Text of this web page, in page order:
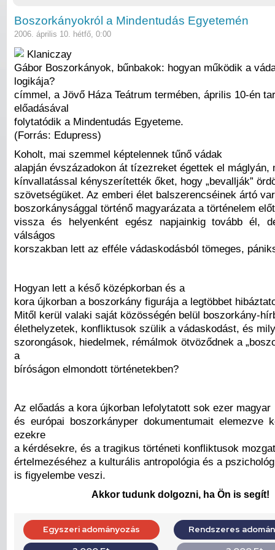
Boszorkányokról a Mindentudás Egyetemén
2006. április 10. hétfő, 0:00
Klaniczay
Gábor Boszorkányok, bűnbakok: hogyan működik a
logikája?
címmel, a Jövő Háza Teátrum termében, április 10-én
előadásával
folytatódik a Mindentudás Egyeteme.
(Forrás: Edupress)
Koholt, mai szemmel képtelennek tűnő vádak
alapján évszázadokon át tízezreket égettek el máglyán,
kínvallatással kényszerítették őket, hogy „bevallják”
szövetségüket. Az emberi élet balszerencséinek ártó
boszorkánysággal történő magyarázata a történelem
vissza és helyenként egész napjainkig tovább él,
válságos
korszakban lett az efféle vádaskodásból tömeges,
Hogyan lett a késő középkorban és a
kora újkorban a boszorkány figurája a legtöbbet
Mitől kerül valaki saját közösségén belül boszorkány-
élethelyzetek, konfliktusok szülik a vádaskodást, és
szorongások, hiedelmek, rémálmok ötvöződnek a
a
bíróságon elmondott történetekben?
Az előadás a kora újkorban lefolytatott sok ezer magyar
és európai boszorkányper dokumentumait elemezve
ezekre
a kérdésekre, és a tragikus történeti konfliktusok
értelmezéséhez a kulturális antropológia és a
is figyelembe veszi.
Akkor tudunk dolgozni, ha Ön is segít!